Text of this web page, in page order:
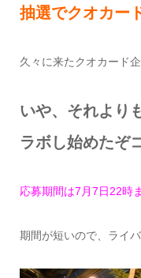
抽選でクオカー
久々に来たクオカード企
いや、それより
ラボし始めたぞ
応募期間は7月7日22時
期間が短いので、ライ